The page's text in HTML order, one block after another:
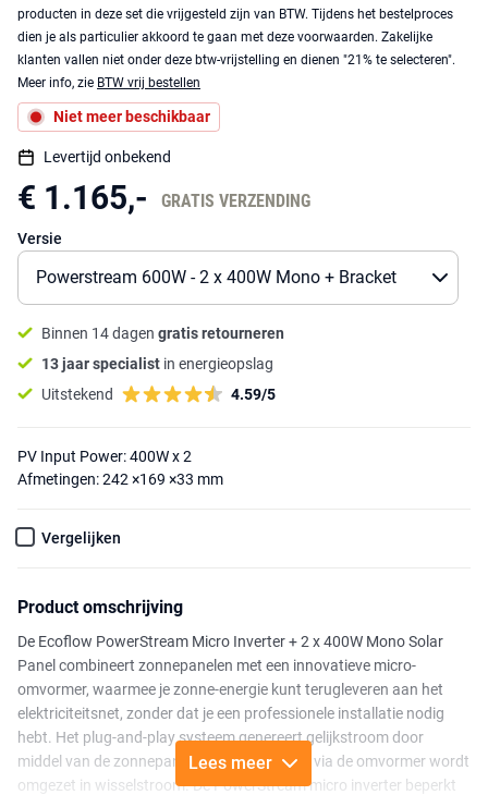
producten in deze set die vrijgesteld zijn van BTW. Tijdens het bestelproces
dien je als particulier akkoord te gaan met deze voorwaarden. Zakelijke
klanten vallen niet onder deze btw-vrijstelling en dienen "21% te selecteren".
Meer info, zie BTW vrij bestellen
Niet meer beschikbaar
Levertijd onbekend
€ 1.165,- GRATIS VERZENDING
Versie
Binnen 14 dagen gratis retourneren
13 jaar specialist in energieopslag
Uitstekend
4.59/5
PV Input Power: 400W x 2
Afmetingen: 242 ×169 ×33 mm
Vergelijken
Product omschrijving
De Ecoflow PowerStream Micro Inverter + 2 x 400W Mono Solar
Panel combineert zonnepanelen met een innovatieve micro-
omvormer, waarmee je zonne-energie kunt terugleveren aan het
elektriciteitsnet, zonder dat je een professionele installatie nodig
hebt. Het plug-and-play systeem genereert gelijkstroom door
middel van de zonnepanelen, die vervolgens via de omvormer wordt
omgezet in wisselstroom. De PowerStream micro inverter beperkt
Lees meer